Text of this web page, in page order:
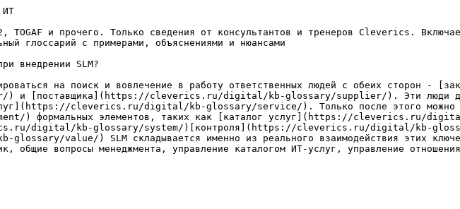
ИТ
TOGAF и прочего. Только сведения от консультантов и тренеров Cleverics.
глоссарий с примерами, объяснениями и нюансами
внедрении SLM?
на поиск и вовлечение в работу ответственных людей с обеих сторон -
[поставщика](https://cleverics.ru/digital/kb-glossary/supplier/). Эти люди
cleverics.ru/digital/kb-glossary/service/). Только после этого можно
) формальных элементов, таких как [каталог услуг](https://cleverics.ru/
digital/kb-glossary/system/)[контроля](https://cleverics.ru/digital/kb-
value/) SLM складывается именно из реального взаимодействия этих
общие вопросы менеджмента, управление каталогом ИТ-услуг, управление